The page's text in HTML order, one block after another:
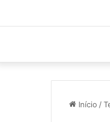
Início /